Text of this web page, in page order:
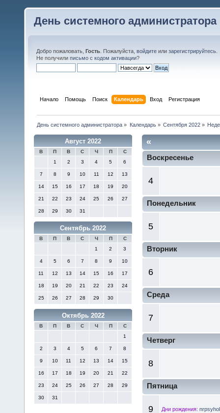
День системного администратора
Добро пожаловать, Гость . Пожалуйста, войдите или зарегистрируйтесь
Не получили письмо с кодом активации?
Начало Помощь Поиск Календарь Вход Регистрация
День системного администратора » Календарь» Сентября 2022»
Август 2022
В П В С Ч П
С
1
2 3 4 5 6
7 8 9 10 11 12 13
14 15 16 17 18 19 20
21 22 23 24 25 26 27
28 29 30 31
Сентябрь 2022
В П В С Ч П
С
1
2 3
4 5 6 7 8 9 10
11 12 13 14 15 16 17
18 19 20 21 22 23 24
25 26 27 28 29 30
Октябрь 2022
В П В С Ч П
С
1
2 3 4 5 6 7 8
9 10 11 12 13 14 15
16 17 18 19 20 21 22
23 24 25 26 27 28 29
30 31
«
Воскресенье
4
Понедельник
5
Вторник
6
Среда
7
Четверг
8
Пятница
9 Дни рождения: